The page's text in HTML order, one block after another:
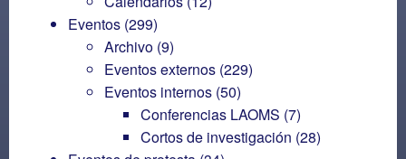
Eventos (299)
Archivo (9)
Eventos externos (229)
Eventos internos (50)
Conferencias LAOMS (7)
Cortos de investigación (28)